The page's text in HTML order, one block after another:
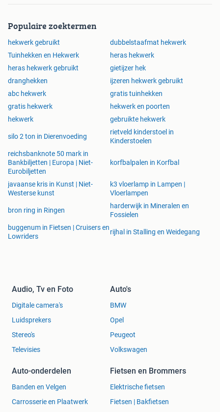
Populaire zoektermen
hekwerk gebruikt
dubbelstaafmat hekwerk
Tuinhekken en Hekwerk
heras hekwerk
heras hekwerk gebruikt
gietijzer hek
dranghekken
ijzeren hekwerk gebruikt
abc hekwerk
gratis tuinhekken
gratis hekwerk
hekwerk en poorten
hekwerk
gebruikte hekwerk
silo 2 ton in Dierenvoeding
rietveld kinderstoel in
Kinderstoelen
reichsbanknote 50 mark in
Bankbiljetten | Europa | Niet-
Eurobiljetten
korfbalpalen in Korfbal
javaanse kris in Kunst | Niet-
Westerse kunst
k3 vloerlamp in Lampen |
Vloerlampen
bron ring in Ringen
harderwijk in Mineralen en
Fossielen
buggenum in Fietsen | Cruisers en
Lowriders
rijhal in Stalling en Weidegang
Audio, Tv en Foto
Digitale camera's
Luidsprekers
Stereo's
Televisies
Auto's
BMW
Opel
Peugeot
Volkswagen
Auto-onderdelen
Banden en Velgen
Carrosserie en Plaatwerk
Fietsen en Brommers
Elektrische fietsen
Fietsen | Bakfietsen